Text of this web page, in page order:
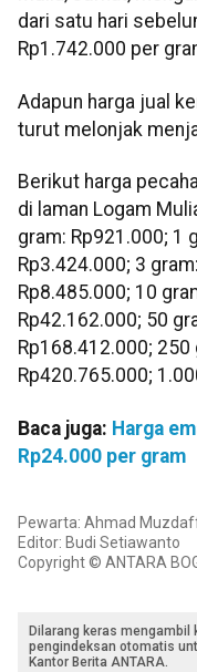
dari satu hari
Rp1.742.000 per
Adapun harga jual
turut melonjak
Berikut harga
di laman Logam
gram: Rp921.000; 1
Rp3.424.000; 3
Rp8.485.000; 10
Rp42.162.000; 50
Rp168.412.000;
Rp420.765.000;
Baca juga: Harga
Rp24.000 per gram
Pewarta: Ahmad
Editor: Budi Setiawanto
Copyright © ANTARA
Dilarang keras mengambil
pengindeksan otomatis
Kantor Berita ANTARA.